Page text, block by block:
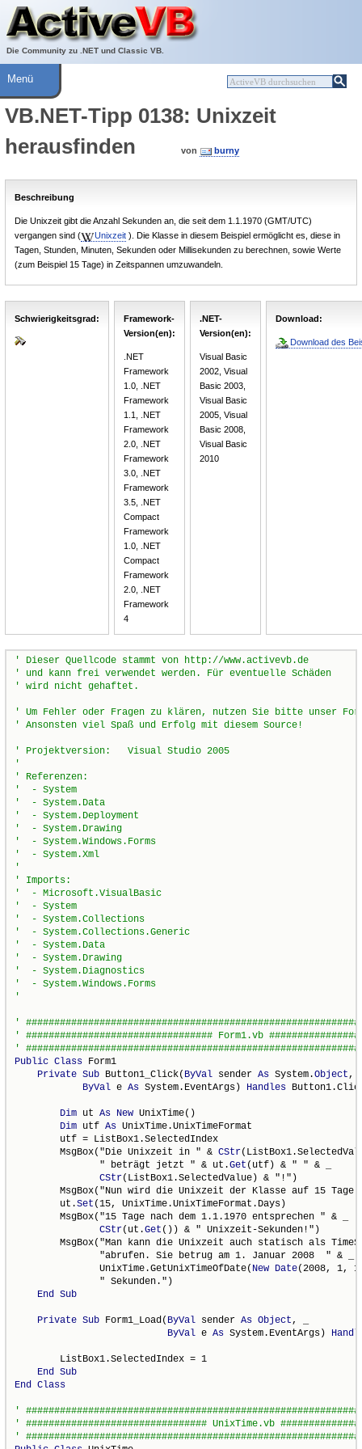
Die Community zu .NET und Classic VB.
Über ActiveVB
Hilfe
Menü
VB.NET-Tipp 0138: Unixzeit
herausfinden
von burny
Beschreibung
Die Unixzeit gibt die Anzahl Sekunden an, die seit dem 1.1.1970 (GMT/UTC)
vergangen sind (
Unixzeit ). Die Klasse in diesem Beispiel ermöglicht es, diese in
Tagen, Stunden, Minuten, Sekunden oder Millisekunden zu berechnen, sowie Werte
(zum Beispiel 15 Tage) in Zeitspannen umzuwandeln.
Schwierigkeitsgrad:
Framework-
Version(en):
.NET
Framework
1.0, .NET
Framework
1.1, .NET
Framework
2.0, .NET
Framework
3.0, .NET
Framework
3.5, .NET
Compact
Framework
1.0, .NET
Compact
Framework
2.0, .NET
Framework
4
.NET-
Version(en):
Visual Basic
2002, Visual
Basic 2003,
Visual Basic
2005, Visual
Basic 2008,
Visual Basic
2010
Download:
Download des
Public Class Form1
Private Sub Button1_Click( ByVal sender As System.Object,
ByVal e As System.EventArgs) Handles
Dim ut As New UnixTime()
Dim utf As UnixTime.UnixTimeFormat
        utf = ListBox1.SelectedIndex
        MsgBox("Die Unixzeit in " &
CStr
               " beträgt jetzt " & ut.
Get (utf) & " " & _
CStr(ListBox1.SelectedValue) & "!")
MsgBox("Nun wird die Unixzeit der Klasse auf 15 Tage
        ut.
Set (15, UnixTime.UnixTimeFormat.Days)
        MsgBox("15 Tage nach dem 1.1.1970 entsprechen " & _
CStr(ut.Get ()) & " Unixzeit-Sekunden!")
MsgBox("Man kann die Unixzeit auch statisch als
               "abrufen. Sie betrug am 1. Januar 2008  " & _
               UnixTime.GetUnixTimeOfDate(
New Date(2008, 1,
               " Sekunden.")
End Sub
Private Sub Form1_Load( ByVal sender As Object, _
ByVal e As System.EventArgs)
        ListBox1.SelectedIndex = 1
End Sub
End Class